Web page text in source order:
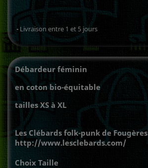
Livraison entre 1 et 5 jours
Débardeur féminin
en coton bio-équitable
tailles XS à XL
Les Clébards folk-punk de Fougères
http://www.lesclebards.com/
Choix Taille